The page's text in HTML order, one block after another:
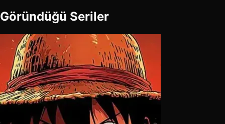
Göründüğü Seriler